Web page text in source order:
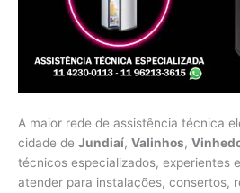
A maior rede de assistência técnica
cidade de Jundiaí, Valinhos,
técnicos especializados, experientes
atender para instalações, consertos,